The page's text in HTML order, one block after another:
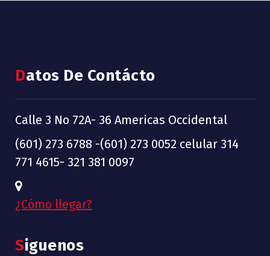
Datos De Contácto
Calle 3 No 72A- 36 Americas Occidental
(601) 273 6788 -(601) 273 0052 celular 314
771 4615- 321 381 0097
¿Cómo llegar?
Siguenos